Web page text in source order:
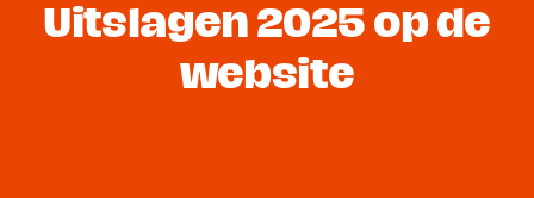
Uitslagen 2025 op de
website